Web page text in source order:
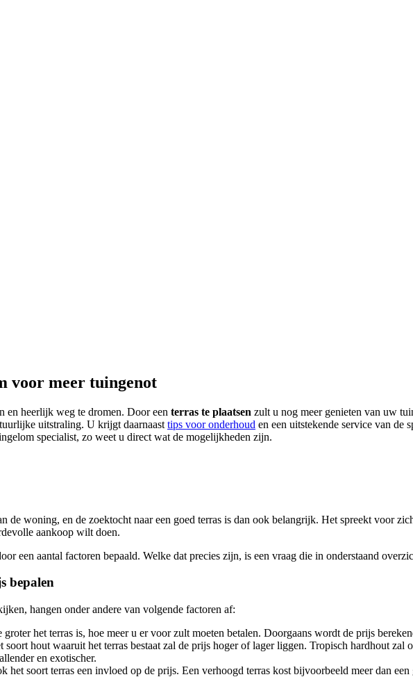
voor meer tuingenot
en heerlijk weg te dromen. Door een terras te plaatsen zult u nog meer genieten van uw
uitstraling. U krijgt daarnaast tips voor onderhoud en een uitstekende service van
specialist, zo weet u direct wat de mogelijkheden zijn.
de woning, en de zoektocht naar een goed terras is dan ook belangrijk. Het spreekt voor
aankoop wilt doen.
een aantal factoren bepaald. Welke dat precies zijn, is een vraag die in onderstaand
bepalen
hangen onder andere van volgende factoren af:
het terras is, hoe meer u er voor zult moeten betalen. Doorgaans wordt de prijs
hout waaruit het terras bestaat zal de prijs hoger of lager liggen. Tropisch hardhout zal
en exotischer.
het soort terras een invloed op de prijs. Een verhoogd terras kost bijvoorbeeld meer dan een